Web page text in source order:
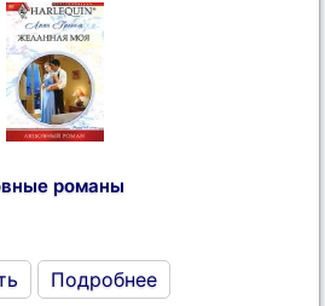
романы
Подробнее